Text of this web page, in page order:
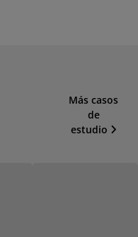
Más casos
de
estudio